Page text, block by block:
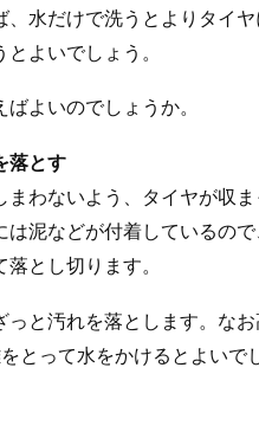
、水だけで洗うとよりタイ
よいでしょう。
よいのでしょうか。
落とす
まわないよう、タイヤが収
は泥などが付着しているの
とし切ります。
っと汚れを落とします。な
とって水をかけるとよいで